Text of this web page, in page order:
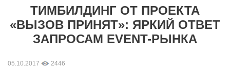
ТИМБИЛДИНГ ОТ ПРОЕКТА
«ВЫЗОВ ПРИНЯТ»: ЯРКИЙ ОТВЕТ
ЗАПРОСАМ EVENT-РЫНКА
05.10.2017 2446